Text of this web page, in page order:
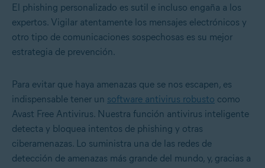
El phishing personalizado es sutil e incluso engaña a los
expertos. Vigilar atentamente los mensajes electrónicos y
otro tipo de comunicaciones sospechosas es su mejor
estrategia de prevención.
Para evitar que haya amenazas que se nos escapen, es
indispensable tener un software antivirus robusto como
Avast Free Antivirus. Nuestra función antivirus inteligente
detecta y bloquea intentos de phishing y otras
ciberamenazas. Lo suministra una de las redes de
detección de amenazas más grande del mundo, y, gracias a